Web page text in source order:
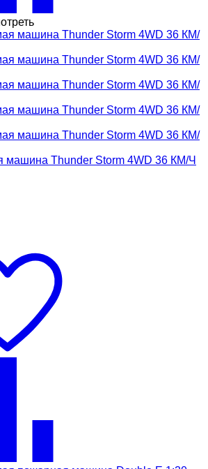
машина Thunder Storm 4WD 36 КМ/Ч